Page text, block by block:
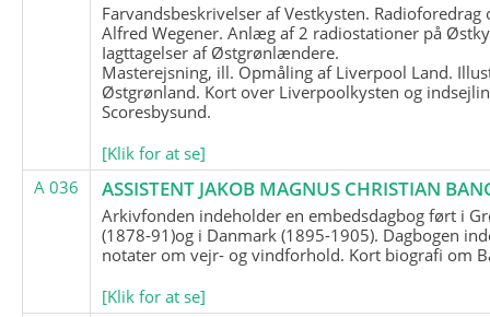
Farvandsbeskrivelser af Vestkysten. Radioforedrag
Alfred Wegener. Anlæg af 2 radiostationer på
Iagttagelser af Østgrønlændere.
Masterejsning, ill. Opmåling af Liverpool Land.
Østgrønland. Kort over Liverpoolkysten og
Scoresbysund.
[Klik for at se]
A 036
ASSISTENT JAKOB MAGNUS CHRISTIAN
Arkivfonden indeholder en embedsdagbog ført i
(1878-91)og i Danmark (1895-1905). Dagbogen
notater om vejr- og vindforhold. Kort biografi om
[Klik for at se]